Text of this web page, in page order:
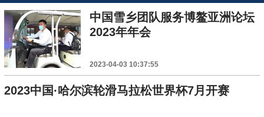
中国雪乡团队服务博鳌亚洲论坛
2023年年会
2023-04-03 10:37:55
2023中国·哈尔滨轮滑马拉松世界杯7月开赛